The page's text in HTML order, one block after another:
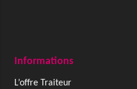
Informations
L’offre Traiteur